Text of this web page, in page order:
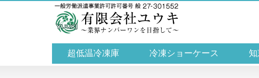
超低温冷凍庫 冷凍ショーケース 知